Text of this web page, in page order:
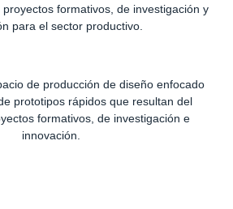
formativos, de investigación y
para el sector productivo.
de producción de diseño enfocado
prototipos rápidos que resultan del
formativos, de investigación e
innovación.